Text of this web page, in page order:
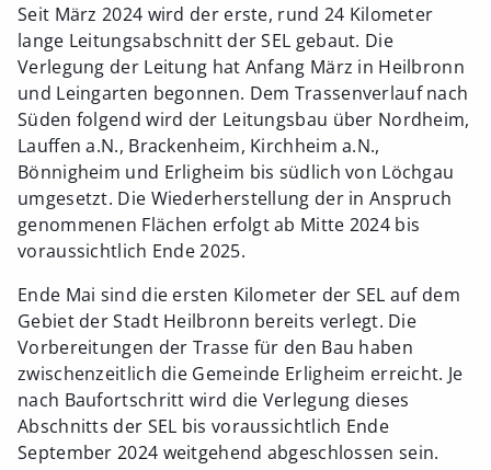
Seit März 2024 wird der erste, rund 24 Kilometer
lange Leitungsabschnitt der SEL gebaut. Die
Verlegung der Leitung hat Anfang März in Heilbronn
und Leingarten begonnen. Dem Trassenverlauf nach
Süden folgend wird der Leitungsbau über Nordheim,
Lauffen a.N., Brackenheim, Kirchheim a.N.,
Bönnigheim und Erligheim bis südlich von Löchgau
umgesetzt. Die Wiederherstellung der in Anspruch
genommenen Flächen erfolgt ab Mitte 2024 bis
voraussichtlich Ende 2025.
Ende Mai sind die ersten Kilometer der SEL auf dem
Gebiet der Stadt Heilbronn bereits verlegt. Die
Vorbereitungen der Trasse für den Bau haben
zwischenzeitlich die Gemeinde Erligheim erreicht. Je
nach Baufortschritt wird die Verlegung dieses
Abschnitts der SEL bis voraussichtlich Ende
September 2024 weitgehend abgeschlossen sein.